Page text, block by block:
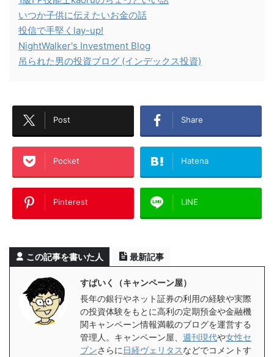
いつか子供に伝えたいお金の話
投信で手堅くlay-up!
NightWalker's Investment Blog
吊られた男の投資ブログ (インデックス投資)
Post Share
Pocket Hatena
Pinterest LINE
この記事を書いた人 最新記事
すぱいく（キャンペーン屋）
長年の銀行やネット証券の利用の経験や実際
の投資体験をもとに高利の定期預金や金融機
関キャンペーン情報満載のブログを運営する
管理人。キャンペーン屋、 週刊現代や女性セ
ブンさらに 日経ヴェリタスなどでコメントす